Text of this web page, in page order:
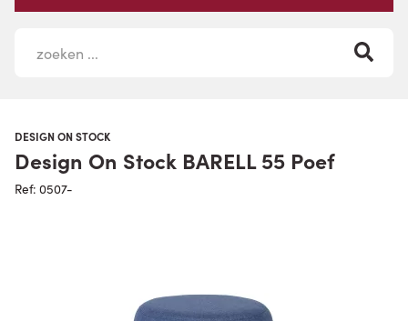
DESIGN ON STOCK
Design On Stock BARELL 55 Poef
Ref: 0507-